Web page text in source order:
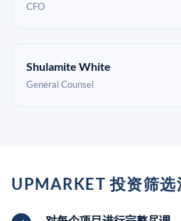
CFO
Shulamite White
General Counsel
UPMARKET 投资筛选